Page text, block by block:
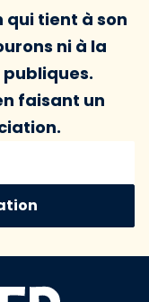
qui tient à son
ni à la
faisant un